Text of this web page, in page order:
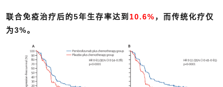
联合免疫治疗后的5年生存率达到 10.6% ，而传统化疗仅
为3%。